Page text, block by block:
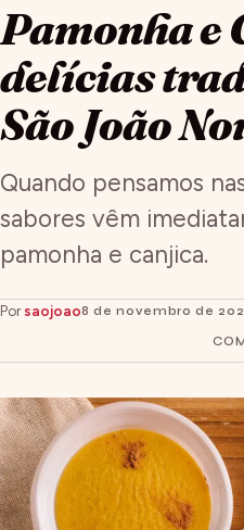
Pamonha e
delícias
São João
Quando pensamos
sabores vêm
pamonha e canjica.
Porsaojoao8 de novembro de